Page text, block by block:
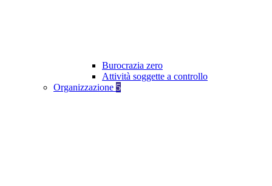
Burocrazia zero
Attività soggette a controllo
Organizzazione 5